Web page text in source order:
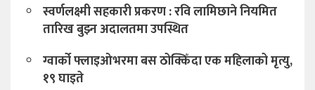
स्वर्णलक्ष्मी सहकारी प्रकरण : रवि लामिछाने नियमित
तारिख बुझ्न अदालतमा उपस्थित
ग्वार्को फ्लाइओभरमा बस ठोक्किँदा एक महिलाको मृत्यु,
१९ घाइते